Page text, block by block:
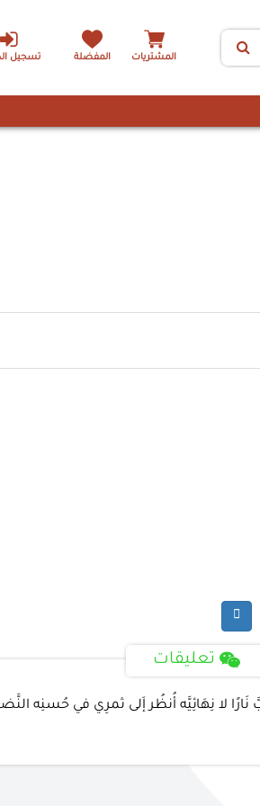
تسجيل المشتريات المفضلة
تعليقات
لا نِهَائِيَّه أُنظُر إَلى ثمرِي في حُسنِه